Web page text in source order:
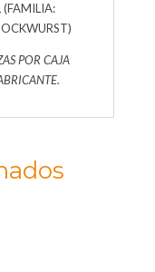
(FAMILIA:
POR CAJA